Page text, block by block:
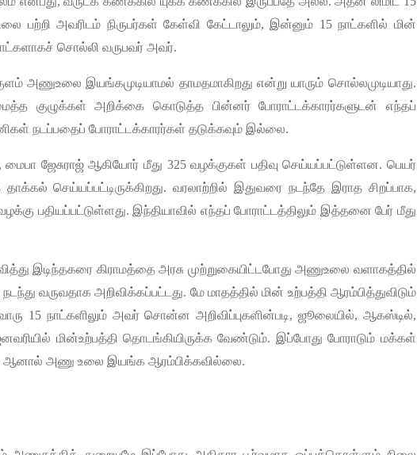
பற்றி அவரிடம் நிருபர்கள் கேள்வி கேட்டாலும், இன்னும் 15நாட்களில் மின்
சொல்லி வருபவர் அவர்.
அணுஉலை இயங்கமுடியாமல் தாமதமாகிறது என்று யாரும் சொல்லமுடியாது.
குழுக்கள் அறிக்கை கொடுத்த பின்னர் போராட்டக்காரர்களுடன்
எந்தப்
நடப்பதைப் போராட்டக்காரர்கள் தடுக்கவும் இல்லை.
,மைபா ஜேசுராஜ் ஆகியோர் மீது 325வழக்குகள் பதிவு செய்யப்பட்டுள்ளன. பெயர்
தாக்கல் செய்யப்பட்டிருக்கிறது.வரலாற்றில் இதுவரை நடந்தே இராத சிறப்பாக,
பதியப்பட்டுள்ளது. இந்தியாவில் எந்தப் போராட்டத்திலும் இத்தனை பேர் மீது
இடிந்தகரை கிராமத்தை அரசு முற்றுகையிட்டபோது அணுஉலை வளாகத்தில்
நடந்து வருவதாக அறிவிக்கப்பட்டது. மே மாதத்தில் மின் உற்பத்தி ஆரம்பித்துவிடும்
15 நாட்களிலும் அவர் சொன்ன அறிவிப்புகளின்படி, ஜூலையில், ஆகஸ்டில்,
மின்உற்பத்தி தொடங்கியிருக்க வேண்டும். இப்போது போராடும் மக்கள்
ஆனால் அணு உலை இயங்க ஆரம்பிக்கவில்லை.